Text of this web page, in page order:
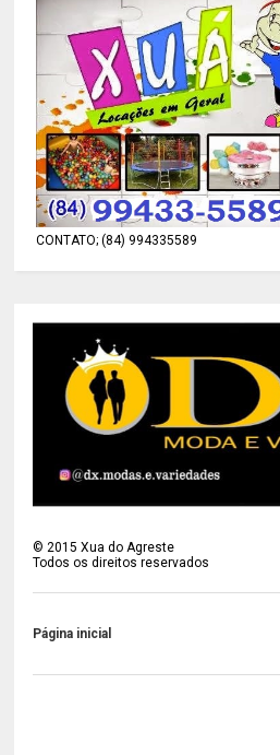
CONTATO; (84) 994335589
©2015 Xua do Agreste
Todos os direitos reservados
Página inicial